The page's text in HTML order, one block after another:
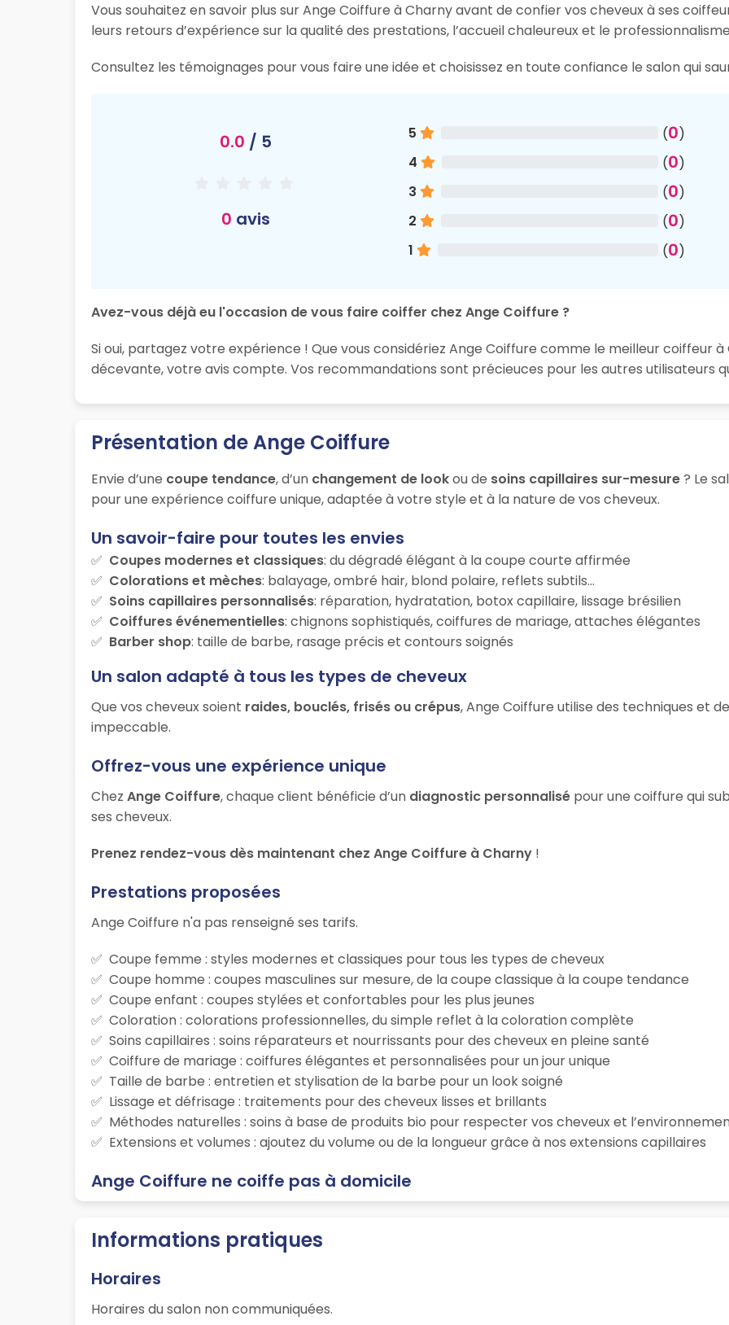
Vous souhaitez en savoir plus sur Ange Coiffure à Charny avant de confier vos cheveux à ses
leurs retours d’expérience sur la qualité des prestations, l’accueil chaleureux et le
Consultez les témoignages pour vous faire une idée et choisissez en toute confiance le salon qui
0.0 / 5
0 avis
5 (0)
4
(0)
3
(0)
2
(0)
1
(0)
Avez-vous déjà eu l'occasion de vous faire coiffer chez Ange Coiffure ?
Si oui, partagez votre expérience ! Que vous considériez Ange Coiffure comme le meilleur coiffeur
décevante, votre avis compte. Vos recommandations sont précieuces pour les autres utilisateurs
Présentation de Ange Coiffure
Envie d’une coupe tendance, d’un changement de lookou de soins capillaires sur-mesure? Le
pour une expérience coiffure unique, adaptée à votre style et à la nature de vos cheveux.
Un savoir-faire pour toutes les envies
Coupes modernes et classiques: du dégradé élégant à la coupe courte affirmée
Colorations et mèches: balayage, ombré hair, blond polaire, reflets subtils…
Soins capillaires personnalisés: réparation, hydratation, botox capillaire, lissage brésilien
Coiffures événementielles: chignons sophistiqués, coiffures de mariage, attaches élégantes
Barber shop: taille de barbe, rasage précis et contours soignés
Un salon adapté à tous les types de cheveux
Que vos cheveux soient raides, bouclés, frisés ou crépus, Ange Coiffure utilise des techniques et
impeccable.
Offrez-vous une expérience unique
Chez Ange Coiffure, chaque client bénéficie d’un diagnostic personnalisé pour une coiffure qui
ses cheveux.
Prenez rendez-vous dès maintenant chez Ange Coiffure à Charny !
Prestations proposées
Ange Coiffure n'a pas renseigné ses tarifs.
Coupe femme : styles modernes et classiques pour tous les types de cheveux
Coupe homme : coupes masculines sur mesure, de la coupe classique à la coupe tendance
Coupe enfant : coupes stylées et confortables pour les plus jeunes
Coloration : colorations professionnelles, du simple reflet à la coloration complète
Soins capillaires : soins réparateurs et nourrissants pour des cheveux en pleine santé
Coiffure de mariage : coiffures élégantes et personnalisées pour un jour unique
Taille de barbe : entretien et stylisation de la barbe pour un look soigné
Lissage et défrisage : traitements pour des cheveux lisses et brillants
Méthodes naturelles : soins à base de produits bio pour respecter vos cheveux et
Extensions et volumes : ajoutez du volume ou de la longueur grâce à nos extensions capillaires
Ange Coiffure ne coiffe pas à domicile
Informations pratiques
Horaires
Horaires du salon non communiquées.